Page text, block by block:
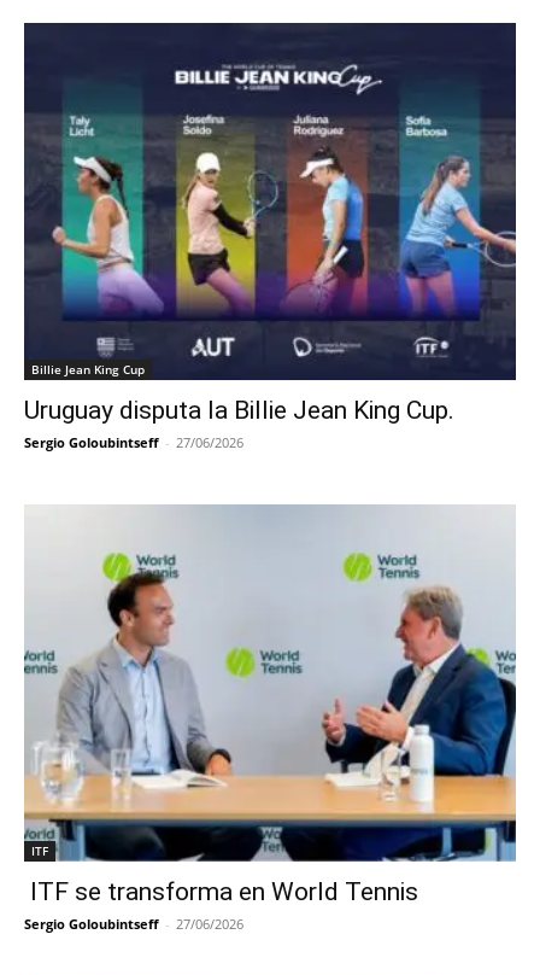
Billie Jean King Cup
Uruguay disputa la Billie Jean King Cup.
Sergio Goloubintseff - 27/06/2026
ITF
ITF se transforma en World Tennis
Sergio Goloubintseff - 27/06/2026